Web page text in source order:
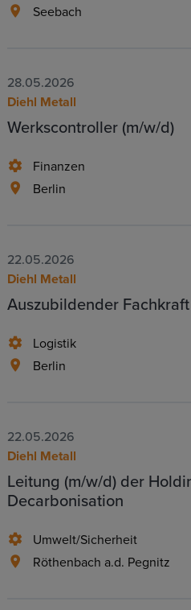
Seebach
28.05.2026
Diehl Metall
Werkscontroller (m/w/d)
Finanzen
Berlin
22.05.2026
Diehl Metall
Auszubildender
Logistik
Berlin
22.05.2026
Diehl Metall
Leitung (m/w/d) der
Decarbonisation
Umwelt/Sicherheit
Röthenbach a.d. Pegnitz